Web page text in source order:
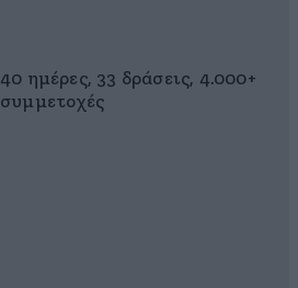
40 ημέρες, 33 δράσεις, 4.000+
συμμετοχές